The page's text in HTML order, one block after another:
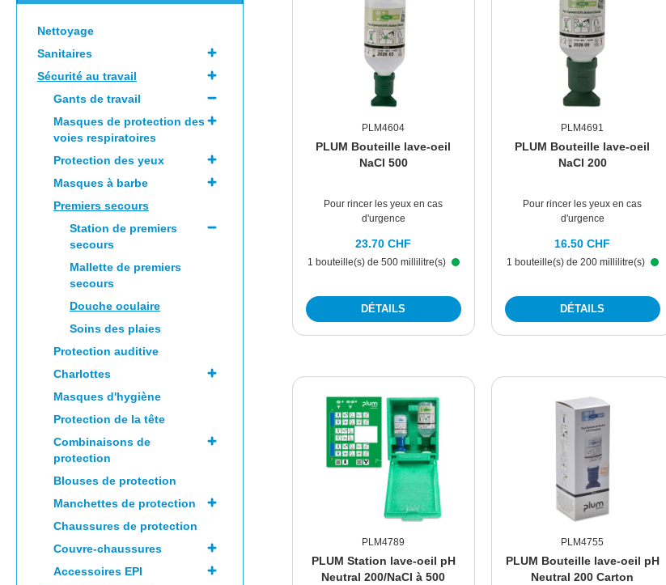
Nettoyage
Sanitaires
Sécurité au travail
Gants de travail
Masques de protection des
voies respiratoires
Protection des yeux
Masques à barbe
Premiers secours
Station de premiers
secours
Mallette de premiers
secours
Douche oculaire
Soins des plaies
Protection auditive
Charlottes
Masques d'hygiène
Protection de la tête
Combinaisons de
protection
Blouses de protection
Manchettes de protection
Chaussures de protection
Couvre-chaussures
Accessoires EPI
PLM4604
PLUM Bouteille lave-oeil
NaCl 500
Pour rincer les yeux en cas
d'urgence
1 bouteille(s) de 500 millilitre(s)
23.70 CHF
DÉTAILS
PLM4691
PLUM Bouteille lave-oeil
NaCl 200
Pour rincer les yeux en cas
d'urgence
1 bouteille(s) de 200 millilitre(s)
16.50 CHF
DÉTAILS
PLM4789
PLUM Station lave-oeil pH
Neutral 200/NaCl à 500
PLM4755
PLUM Bouteille lave-oeil pH
Neutral 200 Carton